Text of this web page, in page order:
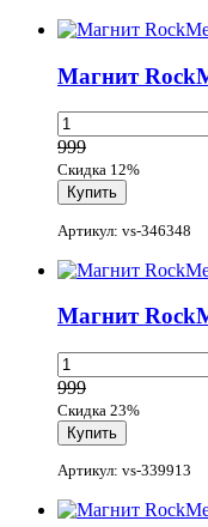
Магнит
999
Скидка 12%
Артикул: vs-346348
Магнит
999
Скидка 23%
Артикул: vs-339913